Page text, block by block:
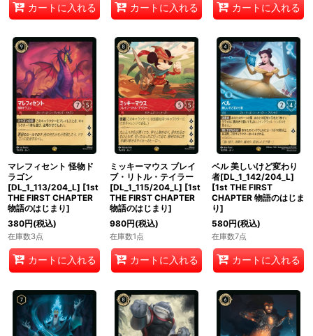
カートに入れる カートに入れる カートに入れる
マレフィセント 怪物ド
ラゴン
[DL_1_113/204_L] [1st
THE FIRST CHAPTER
物語のはじまり]
380円(税込)
在庫数3点
カートに入れる
ミッキーマウス ブレイ
ブ・リトル・テイラー
[DL_1_115/204_L] [1st
THE FIRST CHAPTER
物語のはじまり]
980円(税込)
在庫数1点
カートに入れる
ベル 美しいけど変わり
者[DL_1_142/204_L]
[1st THE FIRST
CHAPTER 物語のはじま
り]
580円(税込)
在庫数7点
カートに入れる